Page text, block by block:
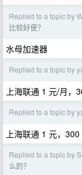
Replied to a topic by
比较好使？
水母加速器
Replied to a topic by
上海联通 1 元/月，
Replied to a topic by
上海联通 1 元，
Replied to a topic by
么的？